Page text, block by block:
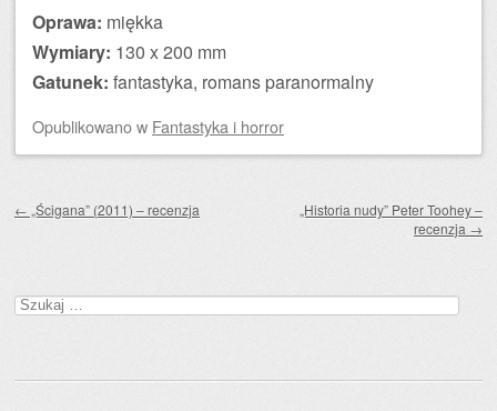
Oprawa: miękka
Wymiary: 130 x 200 mm
Gatunek: fantastyka, romans paranormalny
Opublikowanow Fantastyka i horror
← „Ścigana” (2011) – recenzja
„Historia nudy” Peter Toohey –
recenzja →
Szukaj: